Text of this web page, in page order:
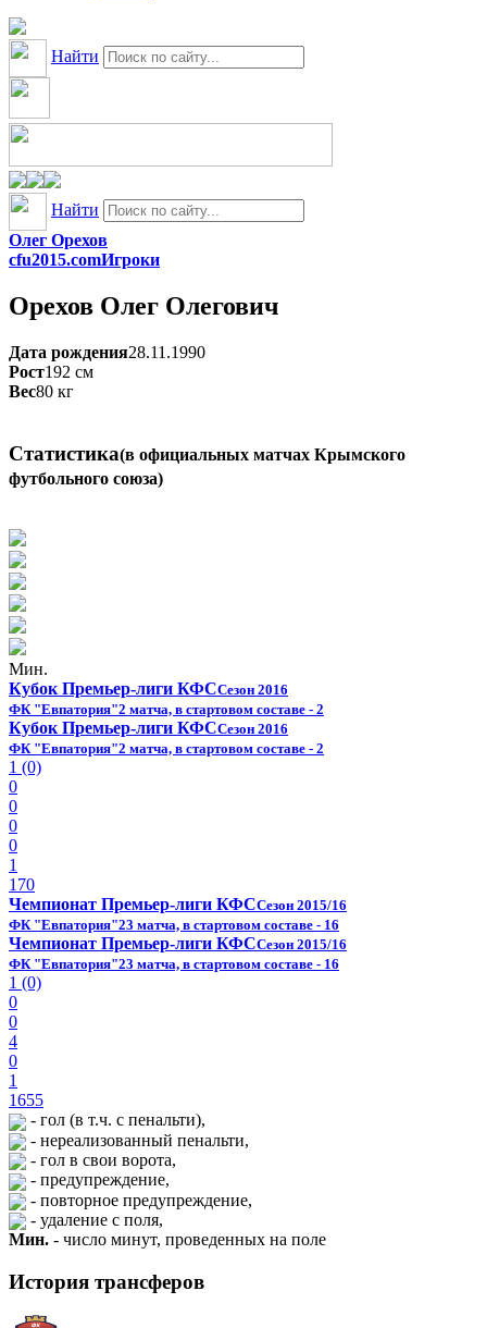
Найти
Найти
Олег Орехов
cfu2015.comИгроки
Орехов Олег Олегович
Дата рождения28.11.1990
Рост192 см
Вес80 кг
Статистика(в официальных матчах Крымского
футбольного союза)
Мин.
Кубок Премьер-лиги КФССезон 2016
ФК "Евпатория"2 матча, в стартовом составе - 2
Кубок Премьер-лиги КФССезон 2016
ФК "Евпатория"2 матча, в стартовом составе - 2
1 (0)
0
0
0
0
1
170
Чемпионат Премьер-лиги КФССезон 2015/16
ФК "Евпатория"23 матча, в стартовом составе - 16
Чемпионат Премьер-лиги КФССезон 2015/16
ФК "Евпатория"23 матча, в стартовом составе - 16
1 (0)
0
0
4
0
1
1655
- гол (в т.ч. с пенальти),
- нереализованный пенальти,
- гол в свои ворота,
- предупреждение,
- повторное предупреждение,
- удаление с поля,
Мин. - число минут, проведенных на поле
История трансферов